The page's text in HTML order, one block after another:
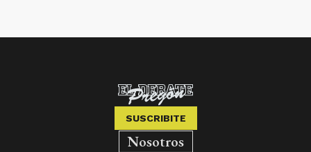
SUSCRIBITE
Nosotros